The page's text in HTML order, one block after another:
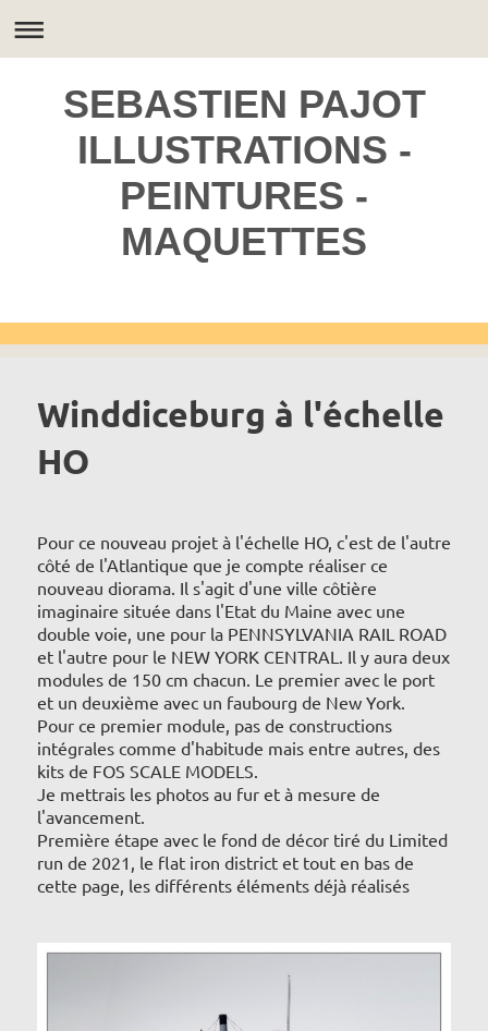
SEBASTIEN PAJOT
ILLUSTRATIONS -
PEINTURES -
MAQUETTES
Winddiceburg à l'échelle
HO
Pour ce nouveau projet à l'échelle HO, c'est de l'autre
côté de l'Atlantique que je compte réaliser ce
nouveau diorama. Il s'agit d'une ville côtière
imaginaire située dans l'Etat du Maine avec une
double voie, une pour la PENNSYLVANIA RAIL ROAD
et l'autre pour le NEW YORK CENTRAL. Il y aura deux
modules de 150 cm chacun. Le premier avec le port
et un deuxième avec un faubourg de New York.
Pour ce premier module, pas de constructions
intégrales comme d'habitude mais entre autres, des
kits de FOS SCALE MODELS.
Je mettrais les photos au fur et à mesure de
l'avancement.
Première étape avec le fond de décor tiré du Limited
run de 2021, le flat iron district et tout en bas de
cette page, les différents éléments déjà réalisés